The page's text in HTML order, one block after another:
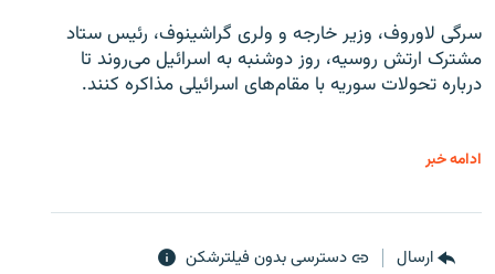
سرگی لاوروف، وزیر خارجه و ولری گراشینوف، رئیس ستاد
مشترک ارتش روسیه، روز دوشنبه به اسرائیل می‌روند تا
درباره تحولات سوریه با مقام‌های اسرائیلی مذاکره کنند.
ادامه خبر
ارسال دسترسی بدون فیلترشکن